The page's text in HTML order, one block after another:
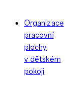
Organizace
pracovní
plochy
v dětském
pokoji